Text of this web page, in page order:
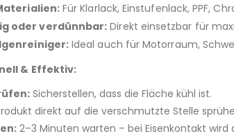
Für Klarlack, Einstufenlack, PPF,
oder verdünnbar: Direkt einsetzbar für
Ideal auch für Motorraum,
& Effektiv:
Sicherstellen, dass die Fläche kühl ist.
direkt auf die verschmutzte Stelle
2–3 Minuten warten – bei Eisenkontakt wird